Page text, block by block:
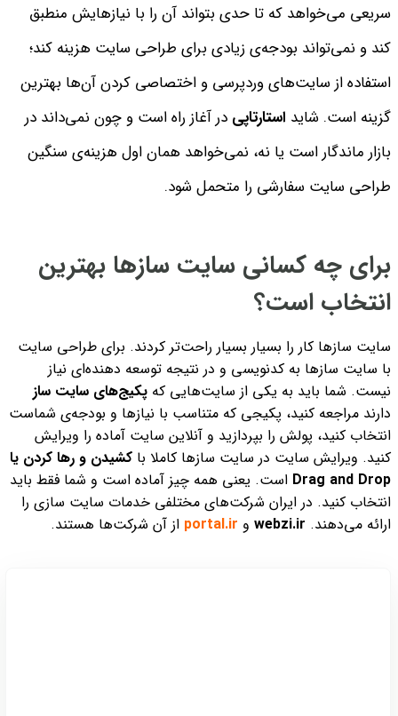
سریعی می‌خواهد که تا حدی بتواند آن را با نیازهایش منطبق
کند و نمی‌تواند بودجه‌ی زیادی برای طراحی سایت هزینه کند؛
استفاده از سایت‌های وردپرسی و اختصاصی کردن آن‌ها بهترین
گزینه است. شاید استارتاپی در آغاز راه است و چون نمی‌داند در
بازار ماندگار است یا نه، نمی‌خواهد همان اول هزینه‌ی سنگین
طراحی سایت سفارشی را متحمل شود.
برای چه کسانی سایت سازها بهترین
انتخاب است؟
سایت‌ سازها کار را بسیار بسیار راحت‌تر کردند. برای طراحی سایت
با سایت سازها به کدنویسی و در نتیجه توسعه دهنده‌ای نیاز
نیست. شما باید به یکی از سایت‌هایی که پکیج‌های سایت ساز
دارند مراجعه کنید، پکیجی که متناسب با نیازها و بودجه‌ی شماست
انتخاب کنید، پولش را بپردازید و آنلاین سایت آماده را ویرایش
کنید. ویرایش سایت در سایت سازها کاملا با کشیدن و رها کردن یا
Drag and Drop است. یعنی همه چیز آماده است و شما فقط باید
انتخاب کنید. در ایران شرکت‌های مختلفی خدمات سایت سازی را
ارائه می‌دهند. webzi.ir و portal.ir از آن شرکت‌ها هستند.